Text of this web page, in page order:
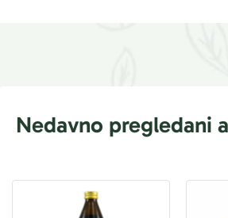
Nedavno pregledani